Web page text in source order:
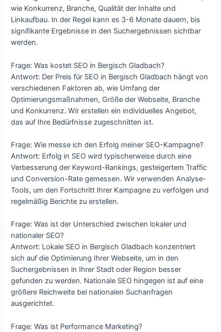
wie Konkurrenz, Branche, Qualität der Inhalte und
Linkaufbau. In der Regel kann es 3-6 Monate dauern, bis
signifikante Ergebnisse in den Suchergebnissen sichtbar
werden.
Frage: Was kostet SEO in Bergisch Gladbach?
Antwort: Der Preis für SEO in Bergisch Gladbach hängt von
verschiedenen Faktoren ab, wie Umfang der
Optimierungsmaßnahmen, Größe der Webseite, Branche
und Konkurrenz. Wir erstellen ein individuelles Angebot,
das auf Ihre Bedürfnisse zugeschnitten ist.
Frage: Wie messe ich den Erfolg meiner SEO-Kampagne?
Antwort: Erfolg in SEO wird typischerweise durch eine
Verbesserung der Keyword-Rankings, gesteigertem Traffic
und Conversion-Rate gemessen. Wir verwenden Analyse-
Tools, um den Fortschritt Ihrer Kampagne zu verfolgen und
regelmäßig Berichte zu erstellen.
Frage: Was ist der Unterschied zwischen lokaler und
nationaler SEO?
Antwort: Lokale SEO in Bergisch Gladbach konzentriert
sich auf die Optimierung Ihrer Webseite, um in den
Suchergebnissen in Ihrer Stadt oder Region besser
gefunden zu werden. Nationale SEO hingegen ist auf eine
größere Reichweite bei nationalen Suchanfragen
ausgerichtet.
Frage: Was ist Performance Marketing?